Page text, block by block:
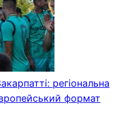
регіональна
формат